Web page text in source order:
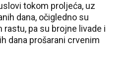
tokom proljeća, uz
dana, očigledno su
pa su brojne livade i
dana prošarani crvenim